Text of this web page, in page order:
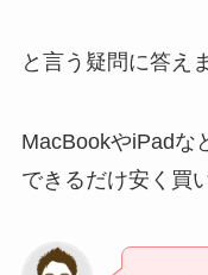
と言う疑問に答え
MacBookやiPadな
できるだけ安く買